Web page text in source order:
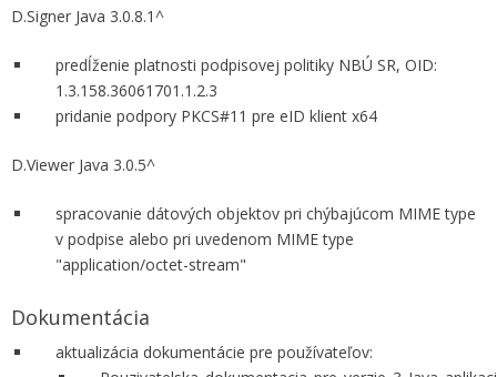
D.Signer Java 3.0.8.1^
predĺženie platnosti podpisovej politiky NBÚ SR, OID:
1.3.158.36061701.1.2.3
pridanie podpory PKCS#11 pre eID klient x64
D.Viewer Java 3.0.5^
spracovanie dátových objektov pri chýbajúcom MIME type
v podpise alebo pri uvedenom MIME type
"application/octet-stream"
Dokumentácia
aktualizácia dokumentácie pre používateľov: